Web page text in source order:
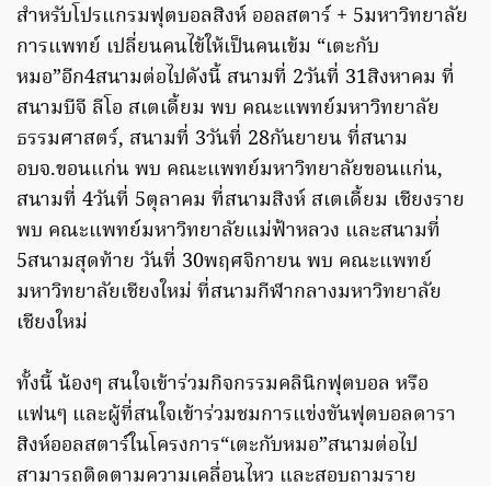
สำหรับโปรแกรมฟุตบอลสิงห์ ออลสตาร์ + 5มหาวิทยาลัย
การแพทย์ เปลี่ยนคนไข้ให้เป็นคนเข้ม “เตะกับ
หมอ”อีก4สนามต่อไปดังนี้ สนามที่ 2วันที่ 31สิงหาคม ที่
สนามบีจี ลีโอ สเตเดี้ยม พบ คณะแพทย์มหาวิทยาลัย
ธรรมศาสตร์, สนามที่ 3วันที่ 28กันยายน ที่สนาม
อบจ.ขอนแก่น พบ คณะแพทย์มหาวิทยาลัยขอนแก่น,
สนามที่ 4วันที่ 5ตุลาคม ที่สนามสิงห์ สเตเดี้ยม เชียงราย
พบ คณะแพทย์มหาวิทยาลัยแม่ฟ้าหลวง และสนามที่
5สนามสุดท้าย วันที่ 30พฤศจิกายน พบ คณะแพทย์
มหาวิทยาลัยเชียงใหม่ ที่สนามกีฬากลางมหาวิทยาลัย
เชียงใหม่
ทั้งนี้ น้องๆ สนใจเข้าร่วมกิจกรรมคลินิกฟุตบอล หรือ
แฟนๆ และผู้ที่สนใจเข้าร่วมชมการแข่งขันฟุตบอลดารา
สิงห์ออลสตาร์ในโครงการ“เตะกับหมอ”สนามต่อไป
สามารถติดตามความเคลื่อนไหว และสอบถามราย